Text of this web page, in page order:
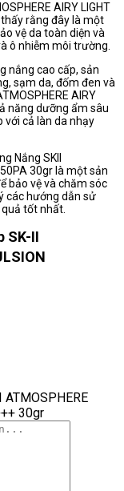
AIRY LIGHT
thấy rằng đây là một
vệ da toàn diện và
ô nhiễm môi trường.
nắng cao cấp, sản
sạm da, đốm đen và
AIRY
năng dưỡng ẩm sâu
với cả làn da nhạy
Nắng SKII
30gr là một sản
bảo vệ và chăm sóc
các hướng dẫn sử
tốt nhất.
SK-II
30gr